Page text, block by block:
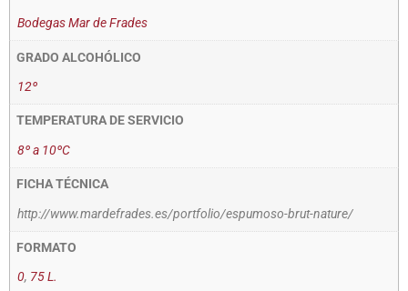
Bodegas Mar de Frades
GRADO ALCOHÓLICO
12º
TEMPERATURA DE SERVICIO
8º a 10ºC
FICHA TÉCNICA
http://www.mardefrades.es/portfolio/espumoso-brut-nature/
FORMATO
0, 75 L.